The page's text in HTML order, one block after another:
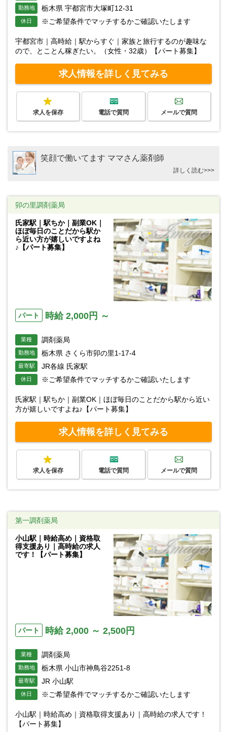
勤務地 栃木県 宇都宮市大塚町12-31
休日 ※ご希望条件でマッチするかご確認いたします
宇都宮市｜高時給｜駅からすぐ｜家族と旅行するのが趣味な
ので、とことん稼ぎたい。（女性・32歳）【パート募集】
求人情報を詳しく見てみる
求人を保存 電話で質問 メールで質問
笑顔で働いてます ママさん薬剤師
詳しく読む>>>
卯の里調剤薬局
氏家駅｜駅ちか｜副業OK｜
ほぼ毎日のことだから駅か
ら近い方が嬉しいですよね
♪【パート募集】
パート 時給 2,000円 ～
業種 調剤薬局
勤務地 栃木県 さくら市卯の里1-17-4
最寄駅 JR各線 氏家駅
休日 ※ご希望条件でマッチするかご確認いたします
氏家駅｜駅ちか｜副業OK｜ほぼ毎日のことだから駅から近い
方が嬉しいですよね♪【パート募集】
求人情報を詳しく見てみる
求人を保存 電話で質問 メールで質問
第一調剤薬局
小山駅｜時給高め｜資格取
得支援あり｜高時給の求人
です！【パート募集】
パート 時給 2,000 ～ 2,500円
業種 調剤薬局
勤務地 栃木県 小山市神鳥谷2251-8
最寄駅 JR 小山駅
休日 ※ご希望条件でマッチするかご確認いたします
小山駅｜時給高め｜資格取得支援あり｜高時給の求人です！
【パート募集】